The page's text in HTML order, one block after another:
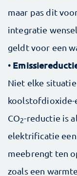
maar pas dit
integratie
geldt voor een
•
Niet elke
koolstofdioxide-
CO2-reductie is
elektrificatie
meebrengt ten
zoals een